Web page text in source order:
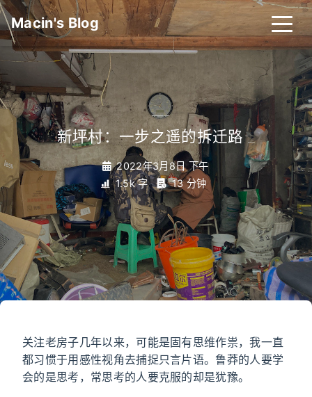
Macin's Blog
新坪村：一步之遥的拆迁路_
2022年3月8日 下午
1.5k 字
13 分钟
关注老房子几年以来，可能是固有思维作祟，我一直
都习惯于用感性视角去捕捉只言片语。鲁莽的人要学
会的是思考，常思考的人要克服的却是犹豫。